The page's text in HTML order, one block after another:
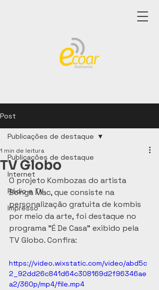
Post
Publicações de destaque
Internet
Rádio e TV
Impresso
Publicações de destaque
TV Globo
1 min de leitura
O projeto Kombozas do artista
Bonga Mac, que consiste na
personalização gratuita de kombis
por meio da arte, foi destaque no
programa "É De Casa" exibido pela
TV Globo. Confira:
https://video.wixstatic.com/video/abd5c
2_92dd26c841d64c308169d2f96346ae
a2/360p/mp4/file.mp4